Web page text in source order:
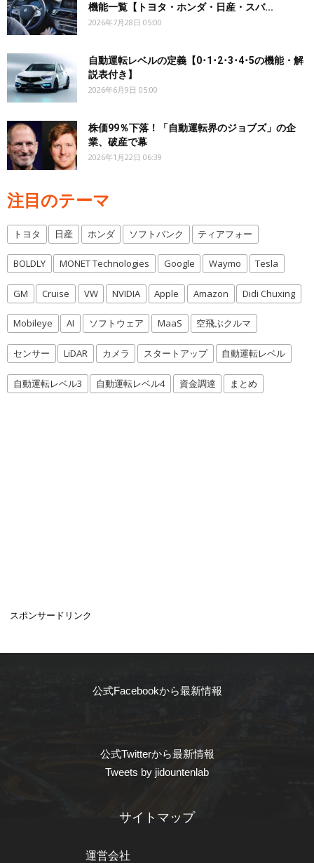
機能一覧【トヨタ・ホンダ・日産・スバ...
2026年7月28日 05:00
自動運転レベルの定義【0･1･2･3･4･5の機能・解
説表付き】
2026年6月9日 05:00
株価99％下落！「自動運転界のジョブズ」の企
業、破産で幕
2026年1月22日 06:39
注目のテーマ
トヨタ 日産 ホンダ ソフトバンク ティアフォー
BOLDLY MONET Technologies Google Waymo Tesla
GM Cruise VW NVIDIA Apple Amazon Didi Chuxing
Mobileye AI ソフトウェア MaaS 空飛ぶクルマ
センサー LiDAR カメラ スタートアップ 自動運転レベル
自動運転レベル3 自動運転レベル4 資金調達 まとめ
スポンサードリンク
公式Facebookから最新情報
公式Twitterから最新情報
Tweets by jidountenlab
サイトマップ
運営会社